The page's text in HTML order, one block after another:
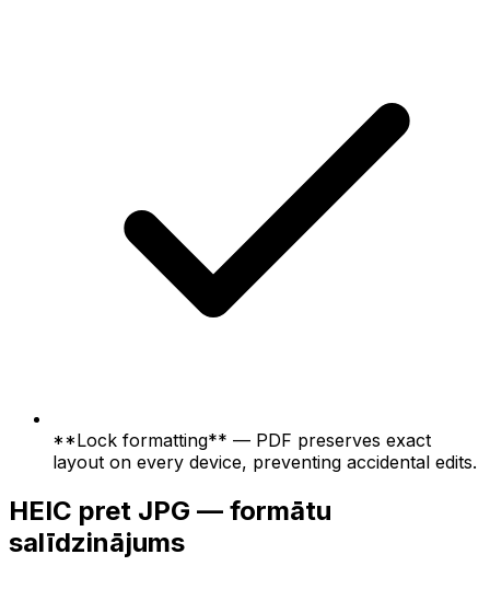
**Lock formatting** — PDF preserves exact
layout on every device, preventing accidental edits.
HEIC pret JPG — formātu
salīdzinājums